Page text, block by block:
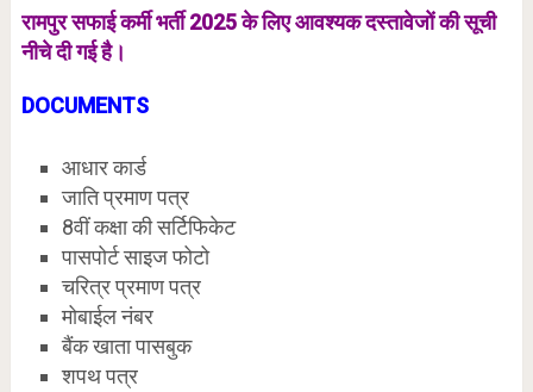
रामपुरसफाई कर्मी भर्ती 2025 के लिए आवश्यक दस्तावेजों की सूची
नीचे दी गई है।
DOCUMENTS
आधार कार्ड
जाति प्रमाण पत्र
8वीं कक्षा की सर्टिफिकेट
पासपोर्ट साइज फोटो
चरित्र प्रमाण पत्र
मोबाईल नंबर
बैंक खाता पासबुक
शपथ पत्र